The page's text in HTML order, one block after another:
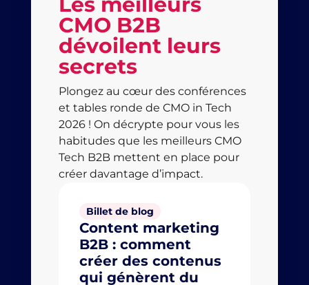
CMO B2B
dévoilent leurs
secrets
Plongez au cœur des conférences
et tables ronde de CMO in Tech
2026 ! On décrypte pour vous les
habitudes que les meilleurs CMO
Tech B2B mettent en place pour
créer davantage d’impact.
Billet de blog
Content marketing
B2B : comment
créer des contenus
qui génèrent du